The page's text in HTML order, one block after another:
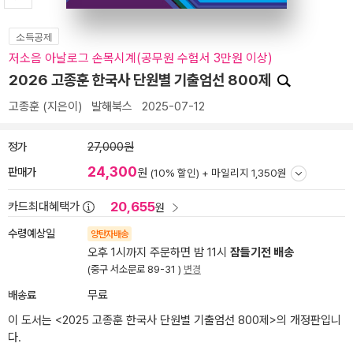
소득공제
저소음 아날로그 손목시계(공무원 수험서 3만원 이상)
2026 고종훈 한국사 단원별 기출엄선 800제
고종훈 (지은이) 발해북스 2025-07-12
정가 27,000원
판매가 24,300원 (10% 할인) + 마일리지 1,350원
카드최대혜택가 20,655원
수령예상일 양탄자배송
오후 1시까지 주문하면 밤 11시 잠들기전 배송
(중구 서소문로 89-31 ) 변경
배송료
무료
이 도서는 <2025 고종훈 한국사 단원별 기출엄선 800제 >의 개정판입니
다.